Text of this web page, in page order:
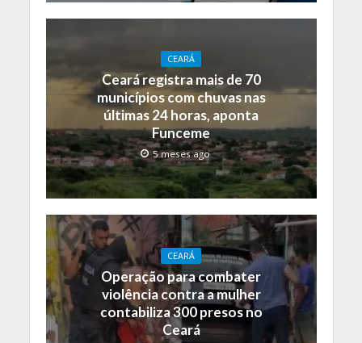
CEARÁ
Ceará registra mais de 70
municípios com chuvas nas
últimas 24 horas, aponta
Funceme
5 meses ago
CEARÁ
Operação para combater
violência contra a mulher
contabiliza 300 presos no
Ceará